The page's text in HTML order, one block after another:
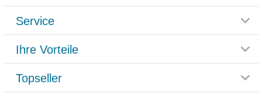
Glossar
Häufig gestellte Fragen
Datenschutz
Service
Rücksendemöglichkeit
Paketlieferstatus
Ihre Vorteile
Rezeptlieferung
Bonusprogramm
Topseller